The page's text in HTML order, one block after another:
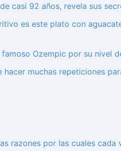
casi 92 años, revela sus
es este plato con
Ozempic por su nivel
muchas repeticiones
razones por las cuales cada